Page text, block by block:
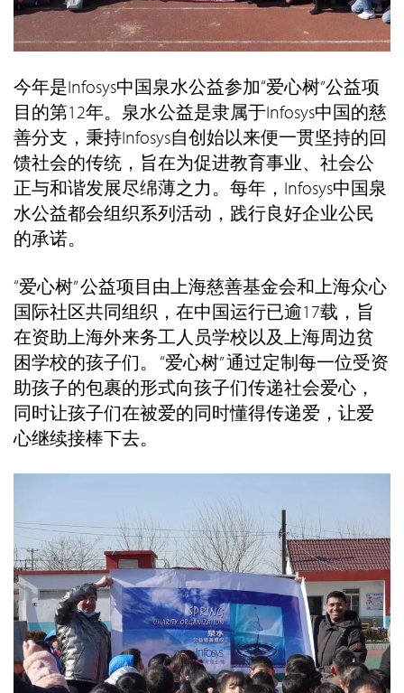
今年是Infosys中国泉水公益参加“爱心树”公益项
目的第12年。泉水公益是隶属于Infosys中国的慈
善分支，秉持Infosys自创始以来便一贯坚持的回
馈社会的传统，旨在为促进教育事业、社会公
正与和谐发展尽绵薄之力。每年，Infosys中国泉
水公益都会组织系列活动，践行良好企业公民
的承诺。
“爱心树” 公益项目由上海慈善基金会和上海众心
国际社区共同组织，在中国运行已逾17载，旨
在资助上海外来务工人员学校以及上海周边贫
困学校的孩子们。 “爱心树” 通过定制每一位受资
助孩子的包裹的形式向孩子们传递社会爱心，
同时让孩子们在被爱的同时懂得传递爱，让爱
心继续接棒下去。